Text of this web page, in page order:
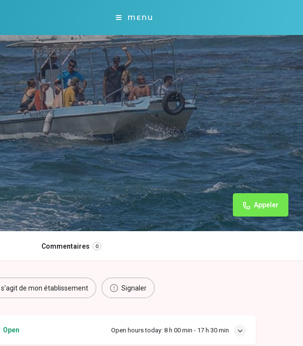
MENU
Appeler
Commentaires 0
Il s'agit de mon établissement Signaler
Open Open hours today: 8 h 00 min - 17 h 30 min